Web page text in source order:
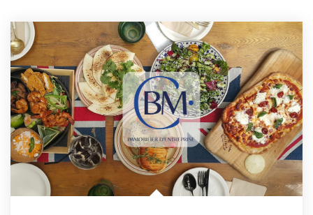
ESTIMATION
NOTRE AGENCE
CONTACT